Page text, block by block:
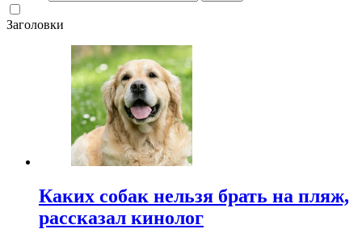
Заголовки
Каких собак нельзя брать на пляж,
рассказал кинолог